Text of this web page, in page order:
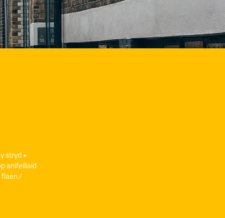
stryd •
anifeiliaid
flaen /